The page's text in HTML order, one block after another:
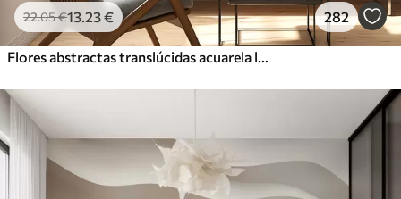
22.05€13 .23€ 282